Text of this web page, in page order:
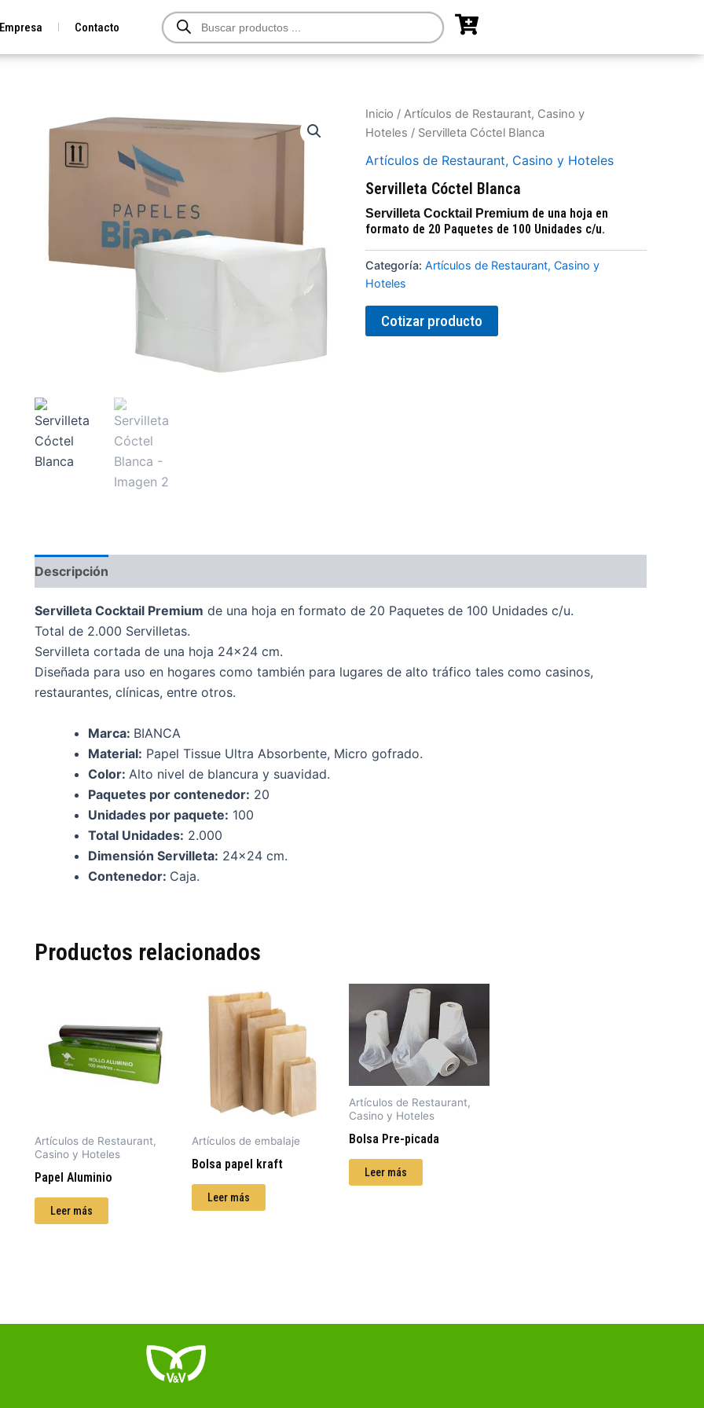
Empresa Contacto
Búsqueda
de
productos
Inicio / Artículos de Restaurant, Casino y
Hoteles / Servilleta Cóctel Blanca
Artículos de Restaurant, Casino y Hoteles
Servilleta Cóctel Blanca
Servilleta Cocktail Premiumde una hoja en
formato de 20 Paquetes de 100 Unidades c/u.
Categoría: Artículos de Restaurant, Casino y
Hoteles
Cotizar producto
Descripción
Servilleta Cocktail Premium de una hoja en formato de 20 Paquetes de 100 Unidades c/u.
Total de 2.000 Servilletas.
Servilleta cortada de una hoja 24×24 cm.
Diseñada para uso en hogares como también para lugares de alto tráfico tales como casinos,
restaurantes, clínicas, entre otros.
Marca: BIANCA
Material: Papel Tissue Ultra Absorbente, Micro gofrado.
Color: Alto nivel de blancura y suavidad.
Paquetes por contenedor: 20
Unidades por paquete: 100
Total Unidades: 2.000
Dimensión Servilleta: 24×24 cm.
Contenedor: Caja.
Productos relacionados
Artículos de Restaurant,
Casino y Hoteles
Papel Aluminio
Leer más
Artículos de embalaje
Bolsa papel kraft
Leer más
Artículos de Restaurant,
Casino y Hoteles
Bolsa Pre-picada
Leer más